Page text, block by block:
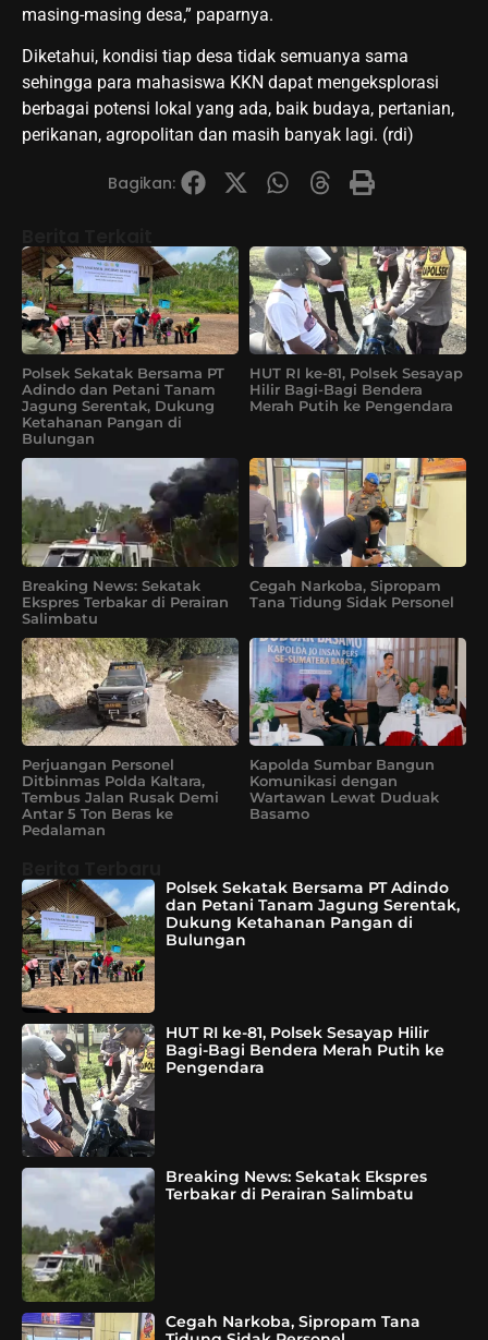
masing-masing desa,” paparnya.
Diketahui, kondisi tiap desa tidak semuanya sama
sehingga para mahasiswa KKN dapat mengeksplorasi
berbagai potensi lokal yang ada, baik budaya, pertanian,
perikanan, agropolitan dan masih banyak lagi. (rdi)
Bagikan:
Polsek Sekatak Bersama PT
Adindo dan Petani Tanam
Jagung Serentak, Dukung
Ketahanan Pangan di
Bulungan
HUT RI ke-81, Polsek Sesayap
Hilir Bagi-Bagi Bendera
Merah Putih ke Pengendara
Breaking News: Sekatak
Ekspres Terbakar di Perairan
Salimbatu
Cegah Narkoba, Sipropam
Tana Tidung Sidak Personel
Perjuangan Personel
Ditbinmas Polda Kaltara,
Tembus Jalan Rusak Demi
Antar 5 Ton Beras ke
Pedalaman
Kapolda Sumbar Bangun
Komunikasi dengan
Wartawan Lewat Duduak
Basamo
Polsek Sekatak Bersama PT Adindo
dan Petani Tanam Jagung Serentak,
Dukung Ketahanan Pangan di
Bulungan
HUT RI ke-81, Polsek Sesayap Hilir
Bagi-Bagi Bendera Merah Putih ke
Pengendara
Breaking News: Sekatak Ekspres
Terbakar di Perairan Salimbatu
Cegah Narkoba, Sipropam Tana